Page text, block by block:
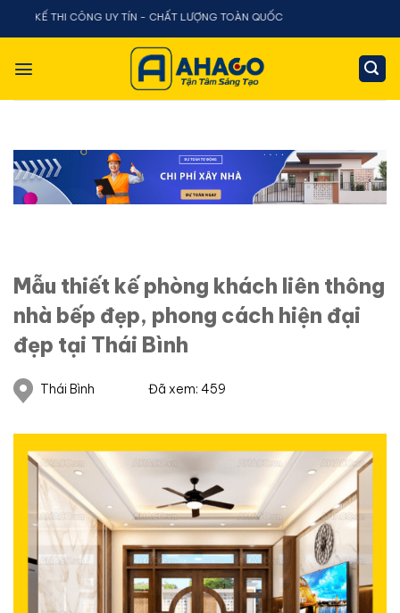
Chuyển
dung
CÔNG UY TÍN - CHẤT LƯỢNG TOÀN QUỐC
Mẫu thiết kế phòng khách liên thông
nhà bếp đẹp, phong cách hiện đại
đẹp tại Thái Bình
Thái Bình Đã xem: 459